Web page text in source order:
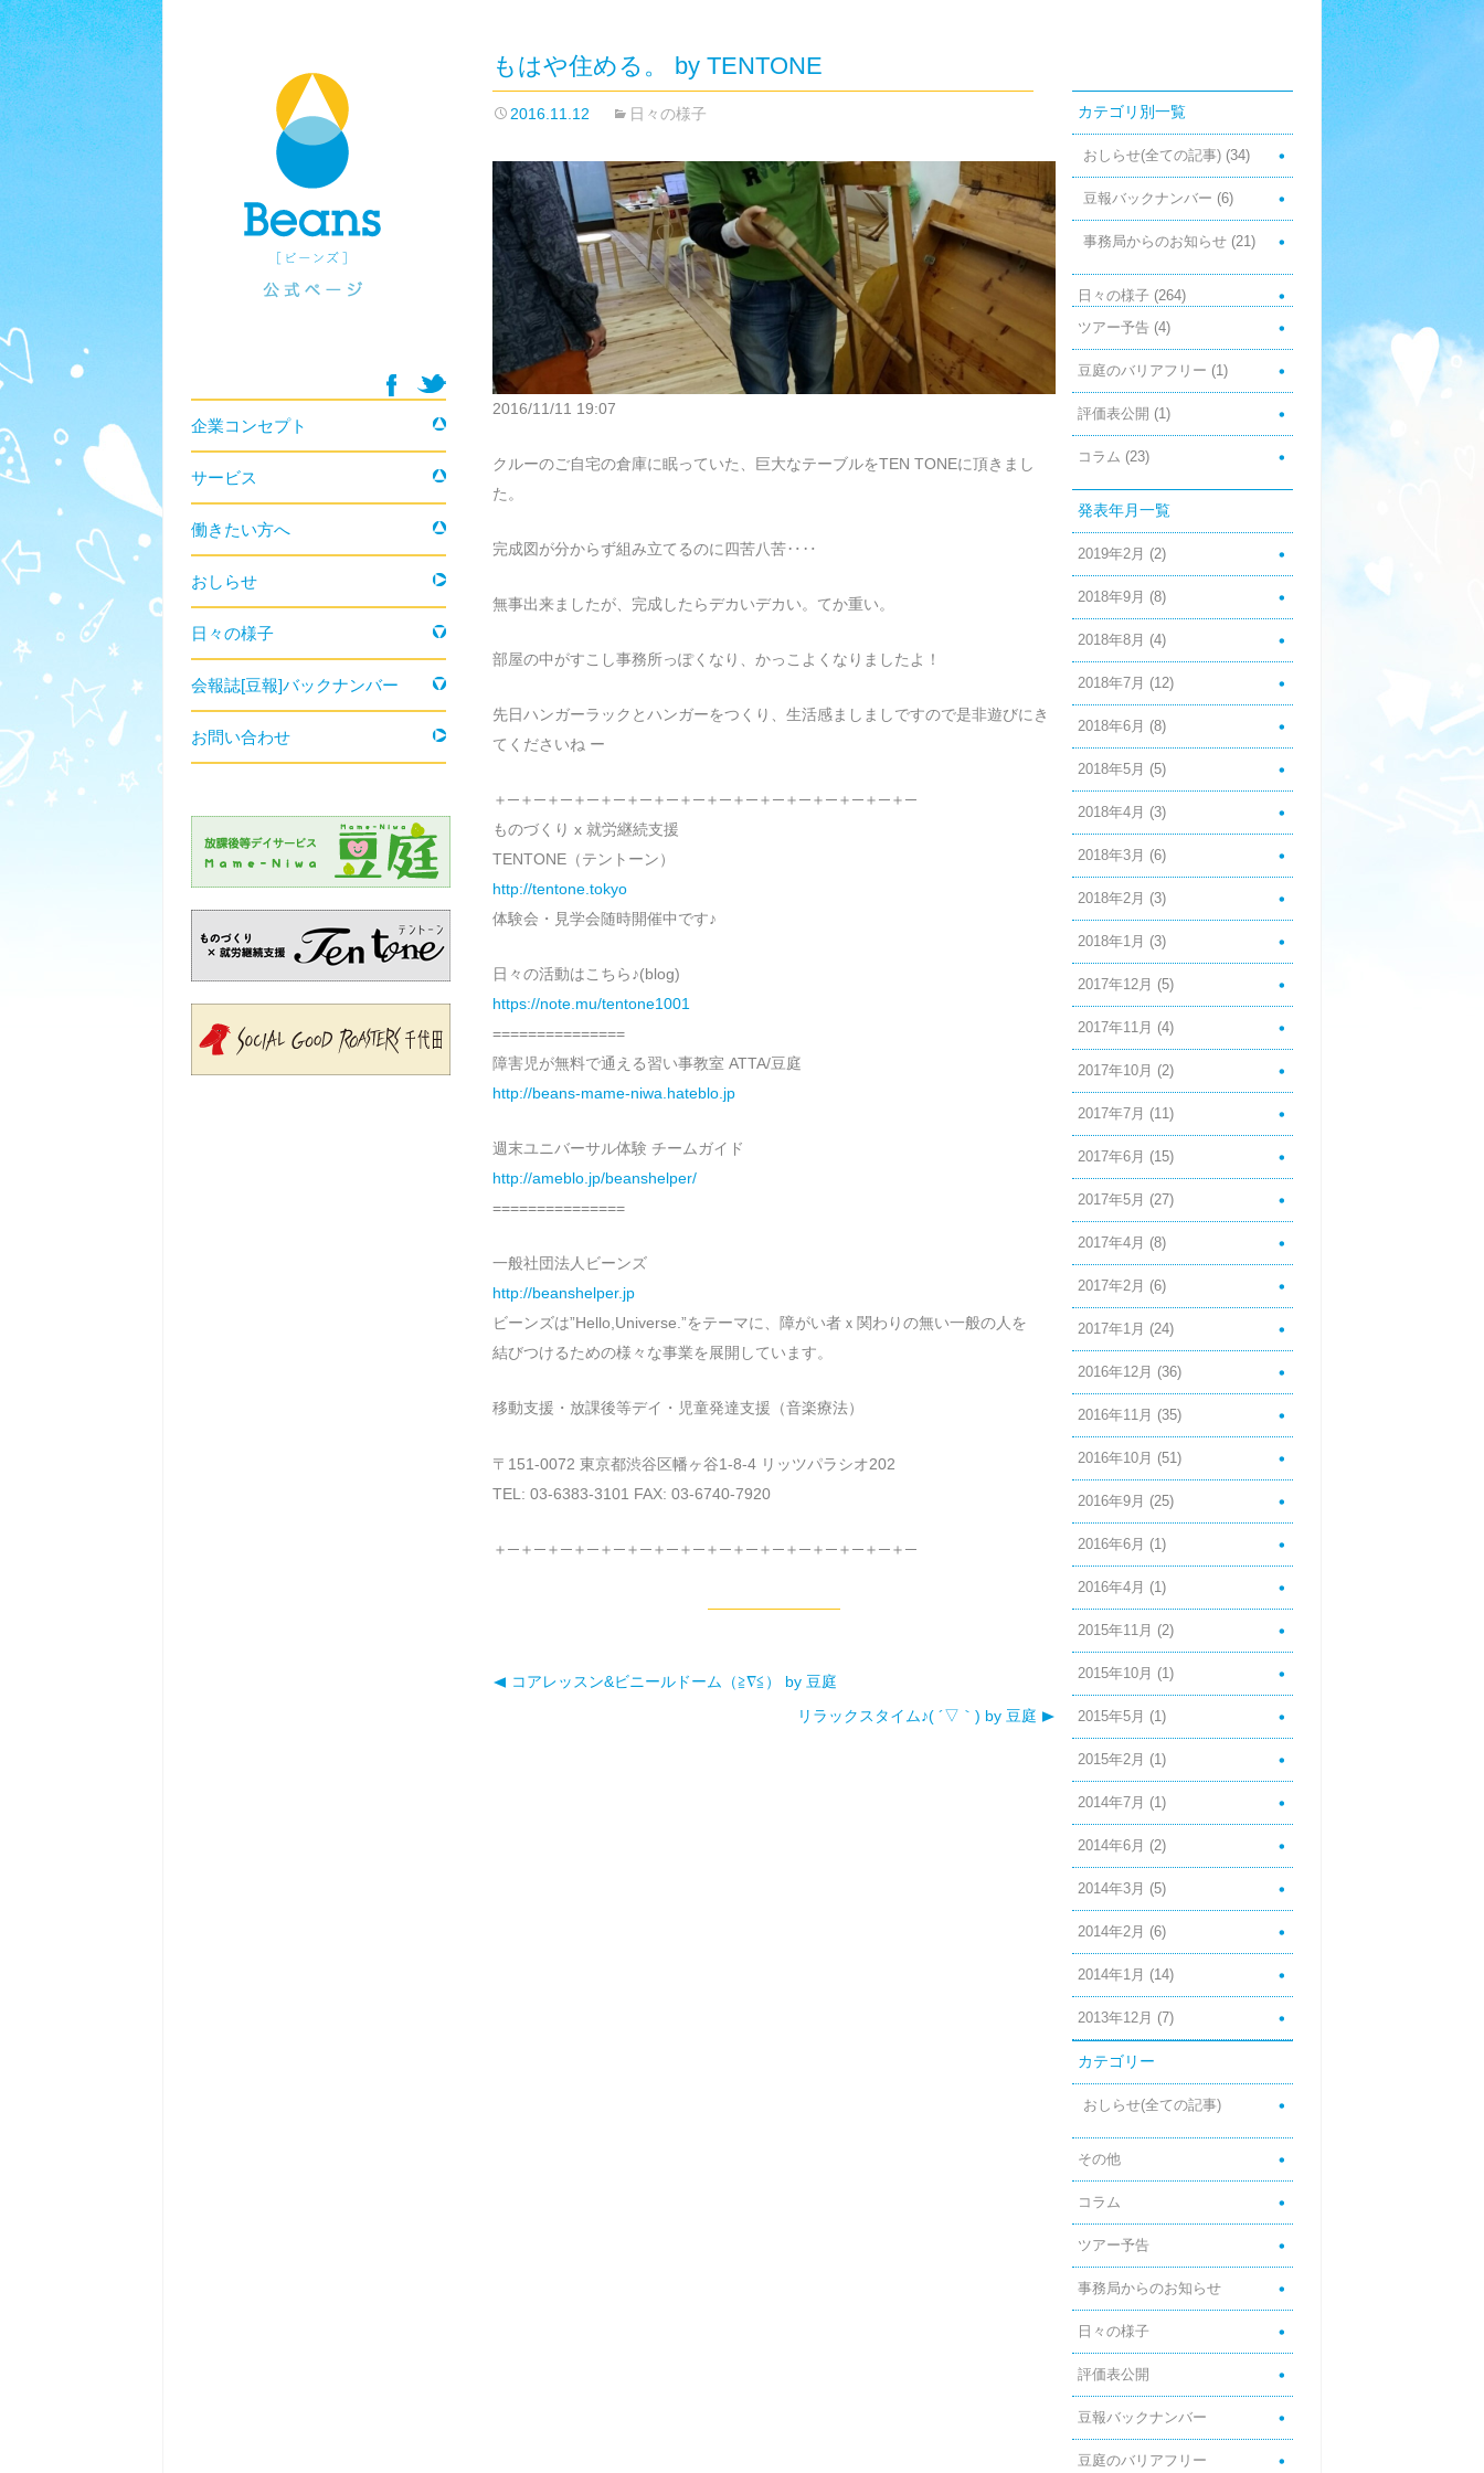
もはや住める。 by TENTONE
2016.11.12 日々の様子
2016/11/11 19:07
クルーのご自宅の倉庫に眠っていた、巨大なテーブルをTEN TONEに頂きまし
た。
完成図が分からず組み立てるのに四苦八苦‥‥
無事出来ましたが、完成したらデカいデカい。てか重い。
部屋の中がすこし事務所っぽくなり、かっこよくなりましたよ！
先日ハンガーラックとハンガーをつくり、生活感ましましですので是非遊びにき
てくださいね ー
＋─＋─＋─＋─＋─＋─＋─＋─＋─＋─＋─＋─＋─＋─＋─＋─
ものづくり x 就労継続支援
TENTONE（テントーン）
http://tentone.tokyo
体験会・見学会随時開催中です♪
日々の活動はこちら♪(blog)
https://note.mu/tentone1001
===============
障害児が無料で通える習い事教室 ATTA/豆庭
http://beans-mame-niwa.hateblo.jp
週末ユニバーサル体験 チームガイド
http://ameblo.jp/beanshelper/
===============
一般社団法人ビーンズ
http://beanshelper.jp
ビーンズは”Hello,Universe.”をテーマに、障がい者ｘ関わりの無い一般の人を
結びつけるための様々な事業を展開しています。
移動支援・放課後等デイ・児童発達支援（音楽療法）
〒151-0072 東京都渋谷区幡ヶ谷1-8-4 リッツパラシオ202
TEL: 03-6383-3101 FAX: 03-6740-7920
＋─＋─＋─＋─＋─＋─＋─＋─＋─＋─＋─＋─＋─＋─＋─＋─
コアレッスン&ビニールドーム（≧∇≦） by 豆庭
リラックスタイム♪( ´▽｀) by 豆庭
カテゴリ別一覧
おしらせ(全ての記事) (34)
豆報バックナンバー (6)
事務局からのお知らせ (21)
日々の様子 (264)
ツアー予告 (4)
豆庭のバリアフリー (1)
評価表公開 (1)
コラム (23)
発表年月一覧
2019年2月 (2)
2018年9月 (8)
2018年8月 (4)
2018年7月 (12)
2018年6月 (8)
2018年5月 (5)
2018年4月 (3)
2018年3月 (6)
2018年2月 (3)
2018年1月 (3)
2017年12月 (5)
2017年11月 (4)
2017年10月 (2)
2017年7月 (11)
2017年6月 (15)
2017年5月 (27)
2017年4月 (8)
2017年2月 (6)
2017年1月 (24)
2016年12月 (36)
2016年11月 (35)
2016年10月 (51)
2016年9月 (25)
2016年6月 (1)
2016年4月 (1)
2015年11月 (2)
2015年10月 (1)
2015年5月 (1)
2015年2月 (1)
2014年7月 (1)
2014年6月 (2)
2014年3月 (5)
2014年2月 (6)
2014年1月 (14)
2013年12月 (7)
カテゴリー
おしらせ(全ての記事)
その他
コラム
ツアー予告
事務局からのお知らせ
日々の様子
評価表公開
豆報バックナンバー
豆庭のバリアフリー
企業コンセプト
サービス
働きたい方へ
おしらせ
日々の様子
会報誌[豆報]バックナンバー
お問い合わせ